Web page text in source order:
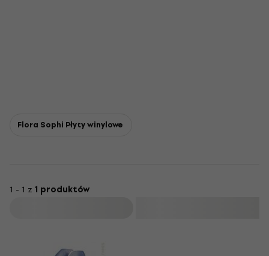
Flora Sophi Płyty winylowe
1 - 1 z 1 produktów